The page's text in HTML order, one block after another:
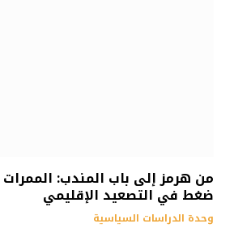
من هرمز إلى باب المندب: الممرات
ضغط في التصعيد الإقليمي
وحدة الدراسات السياسية